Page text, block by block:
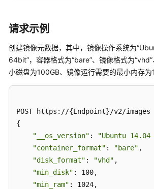
生）
镜
像
共
生）
询
API
版
本
请求示例
创建镜像元数据，其中，镜像操作系统为
64bit”，容器格式为“bare”、镜像格式为
小磁盘为100GB、镜像运行需要的最小内存为
POST https://{Endpoint}/v2/images
{
"__os_version" : "Ubuntu
"container_format" : "bare" ,
"disk_format" : "vhd" ,
"min_disk" : 100,
"min_ram" : 1024,